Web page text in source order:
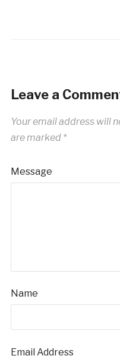
Leave a
Your email address will
are marked *
Message
Name
Email Address